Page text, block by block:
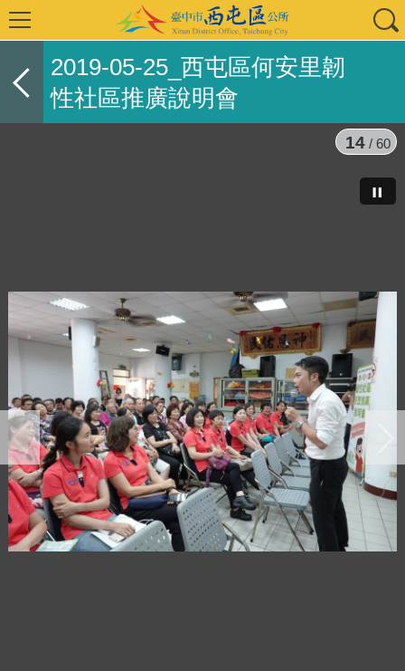
2019-05-25_西屯區何安里韌
性社區推廣說明會
14 / 60